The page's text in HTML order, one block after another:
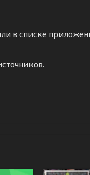
в списке